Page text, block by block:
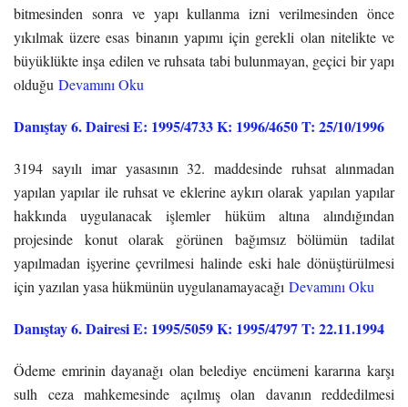
bitmesinden sonra ve yapı kullanma izni verilmesinden önce
yıkılmak üzere esas binanın yapımı için gerekli olan nitelikte ve
büyüklükte inşa edilen ve ruhsata tabi bulunmayan, geçici bir yapı
olduğu Devamını Oku
Danıştay 6. Dairesi E: 1995/4733 K: 1996/4650 T: 25/10/1996
3194 sayılı imar yasasının 32. maddesinde ruhsat alınmadan
yapılan yapılar ile ruhsat ve eklerine aykırı olarak yapılan yapılar
hakkında uygulanacak işlemler hüküm altına alındığından
projesinde konut olarak görünen bağımsız bölümün tadilat
yapılmadan işyerine çevrilmesi halinde eski hale dönüştürülmesi
için yazılan yasa hükmünün uygulanamayacağı Devamını Oku
Danıştay 6. Dairesi E: 1995/5059 K: 1995/4797 T: 22.11.1994
Ödeme emrinin dayanağı olan belediye encümeni kararına karşı
sulh ceza mahkemesinde açılmış olan davanın reddedilmesi